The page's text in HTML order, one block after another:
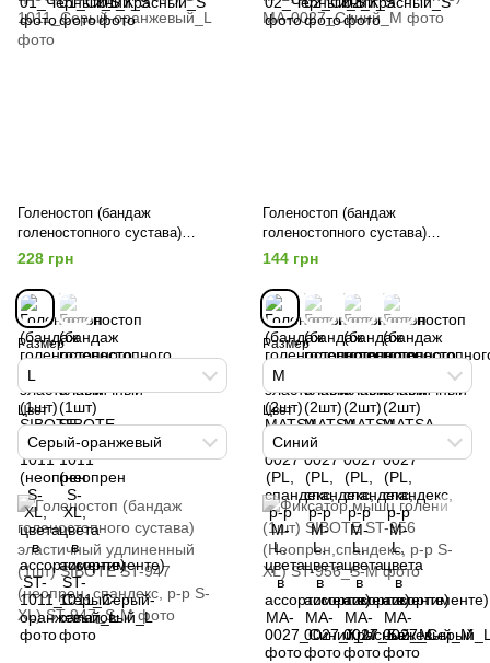
Голеностоп (бандаж
голеностопного сустава)
эластичный (1шт) SIBOTE ST-
1011 (неопрен S-XL, цвета в
ассортименте)
228 грн
Размер
L
Цвет
Серый-оранжевый
Голеностоп (бандаж
голеностопного сустава)
эластичный (2шт) MATSA MA-
0027 (PL, спандекс, р-р M-L,
цвета в ассортименте)
144 грн
Размер
M
Цвет
Синий